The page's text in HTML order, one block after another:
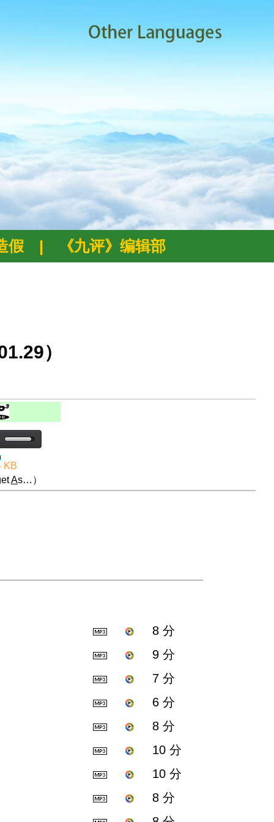
假 | 《九评》编辑部
）
KB
As…）
8 分
9 分
7 分
6 分
8 分
10 分
10 分
8 分